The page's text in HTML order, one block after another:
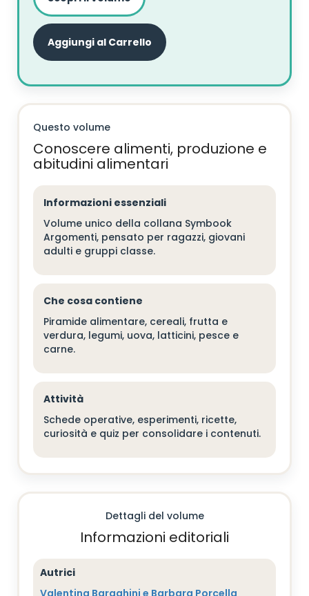
Aggiungi al Carrello
Questo volume
Conoscere alimenti, produzione e
abitudini alimentari
Informazioni essenziali
Volume unico della collana Symbook
Argomenti, pensato per ragazzi, giovani
adulti e gruppi classe.
Che cosa contiene
Piramide alimentare, cereali, frutta e
verdura, legumi, uova, latticini, pesce e
carne.
Attività
Schede operative, esperimenti, ricette,
curiosità e quiz per consolidare i contenuti.
Dettagli del volume
Informazioni editoriali
Autrici
Valentina Baraghini e Barbara Porcella